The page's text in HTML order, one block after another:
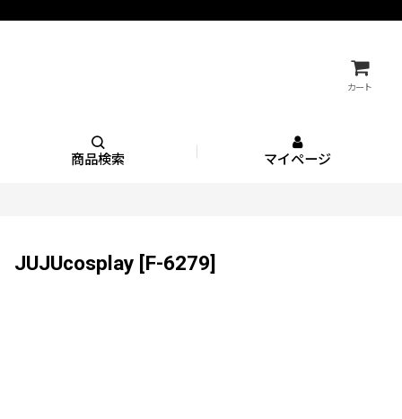
カート
商品検索 マイページ
[F-6279]